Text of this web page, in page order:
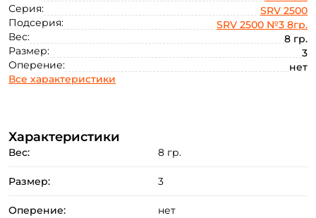
Серия:
SRV 2500
Подсерия:
SRV 2500 №3 8гр.
Вес:
8 гр.
Размер:
3
Оперение:
нет
Все характеристики
Характеристики
Вес: 8 гр.
Размер: 3
Оперение: нет